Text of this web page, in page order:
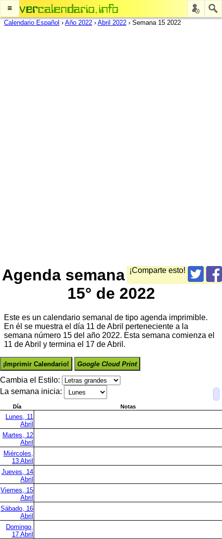
≡
Calendario Español › Año 2022 › Abril 2022 › Semana 15 2022
¡Comparte esto!
Agenda semana
15° de 2022
Este es un calendario semanal de tipo agenda imprimible.
En él se muestra el día 11 de Abril perteneciente a la
semana número 15 del año 2022. Esta semana comienza el
11 de Abril y termina el 17 de Abril.
¡Imprimir Calendario! Google Cloud Print
Cambia el Estilo:
La semana inicia:
Día Notas
Lunes, 11
Abril
Martes, 12
Abril
Miércoles,
13 Abril
Jueves, 14
Abril
Viernes, 15
Abril
Sábado, 16
Abril
Domingo,
17 Abril